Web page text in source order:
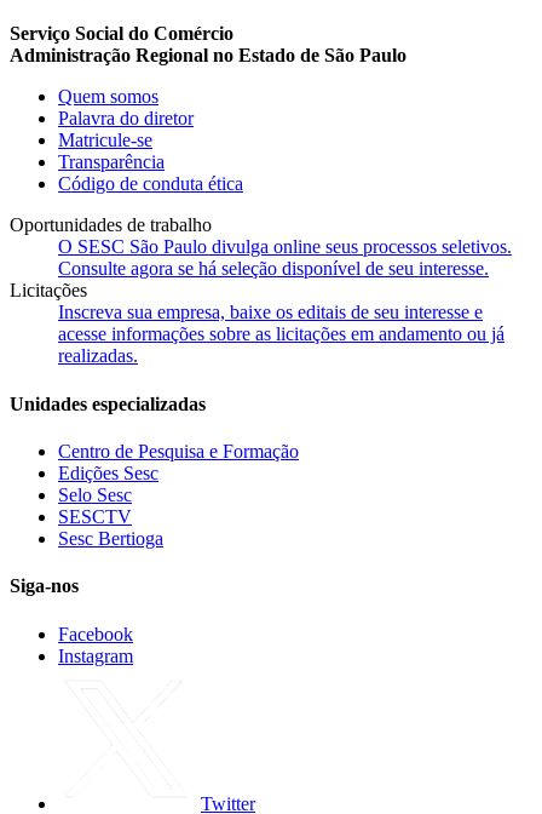
Serviço Social do Comércio
Administração Regional no Estado de São Paulo
Quem somos
Palavra do diretor
Matricule-se
Transparência
Código de conduta ética
Oportunidades de trabalho
O SESC São Paulo divulga online seus processos seletivos.
Consulte agora se há seleção disponível de seu interesse.
Licitações
Inscreva sua empresa, baixe os editais de seu interesse e
acesse informações sobre as licitações em andamento ou já
realizadas.
Unidades especializadas
Centro de Pesquisa e Formação
Edições Sesc
Selo Sesc
SESCTV
Sesc Bertioga
Siga-nos
Facebook
Instagram
Twitter